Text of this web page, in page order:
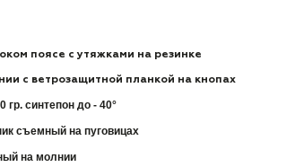
поясе с утяжками на резинке
с ветрозащитной планкой на кнопах
гр. синтепон до - 40°
съемный на пуговицах
на молнии